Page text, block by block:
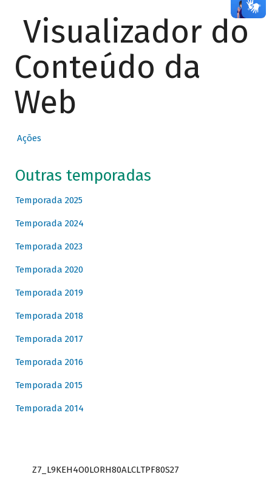
Visualizador do
Conteúdo da
Web
Ações
Outras temporadas
Temporada 2025
Temporada 2024
Temporada 2023
Temporada 2020
Temporada 2019
Temporada 2018
Temporada 2017
Temporada 2016
Temporada 2015
Temporada 2014
Z7_L9KEH4O0LORH80ALCLTPF80S27